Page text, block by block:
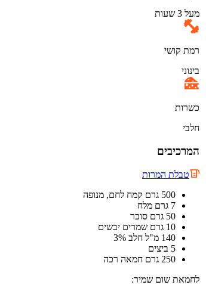
מעל 3 שעות
רמת קושי
בינוני
כשרות
חלבי
המרכיבים
טבלת המרות
500 גרם קמח לחם, מנופה
7 גרם מלח
50 גרם סוכר
10 גרם שמרים יבשים
140 מ"ל חלב 3%
5 ביצים
250 גרם חמאה רכה
לחמאת שום שמיר: